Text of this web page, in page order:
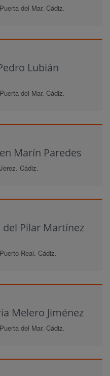
del Mar. Cádiz.
Lubián
del Mar. Cádiz.
Marín Paredes
Cádiz.
del Pilar Martínez
Real. Cádiz.
Melero Jiménez
del Mar. Cádiz.